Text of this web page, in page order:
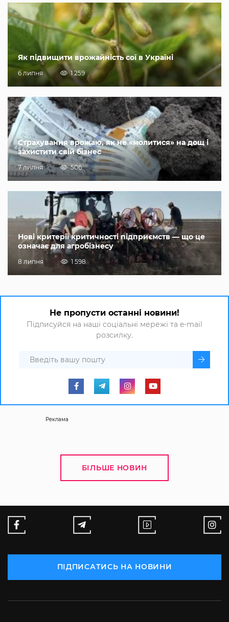
Як підвищити врожайність сої в Україні
6 липня 1 259
Страхування врожаю, як не «молитися» на дощ і
захистити свій бізнес
7 липня 506
Нові критерії критичності підприємств — що це
означає для агробізнесу
8 липня 1 598
Не пропусти останні новини!
Підписуйся на наші соціальні мережі та e-mail
розсилку.
Реклама
БІЛЬШЕ НОВИН
ПІДПИСАТИСЬ НА НОВИНИ